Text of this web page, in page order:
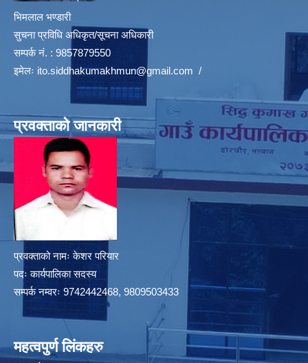
भिमलाल भण्डारी
सुचना प्रविधि अधिकृत/सूचना अधिकारी
सम्पर्क नं. : 9857879550
इमेलः ito.siddhakumakhmun@gmail.com /
प्रवक्ताको जानकारी
प्रवक्ताको नामः केशर परियार
पदः कार्यपालिका सदस्य
सम्पर्क नम्वरः 9742442468, 9809503433
महत्वपुर्ण लिंकहरु